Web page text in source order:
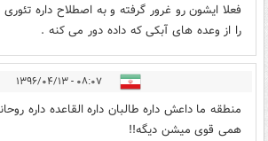
فعلا ایشون رو غرور گرفته و به اصطلاح داره
را از وعده های آبکی که داده دور می کنه .
۰۸:۰۷ - ۱۳۹۶/۰۴/۱۳
منطقه ما داعش داره طالبان داره القاعده داره
همی قوی میشن دیگه!!